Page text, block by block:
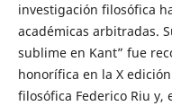
investigación filosófica
académicas arbitradas.
sublime en Kant” fue
honorífica en la X
filosófica Federico Riu y,